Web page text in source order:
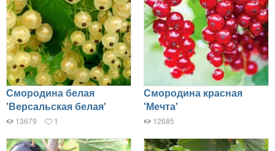
Смородина белая
'Версальская белая'
13679 1
Смородина красная
'Мечта'
12685